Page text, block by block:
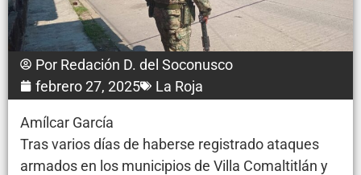
Por Redación D. del Soconusco
febrero 27, 2025
La Roja
Amílcar García
Tras varios días de haberse registrado ataques
armados en los municipios de Villa Comaltitlán y